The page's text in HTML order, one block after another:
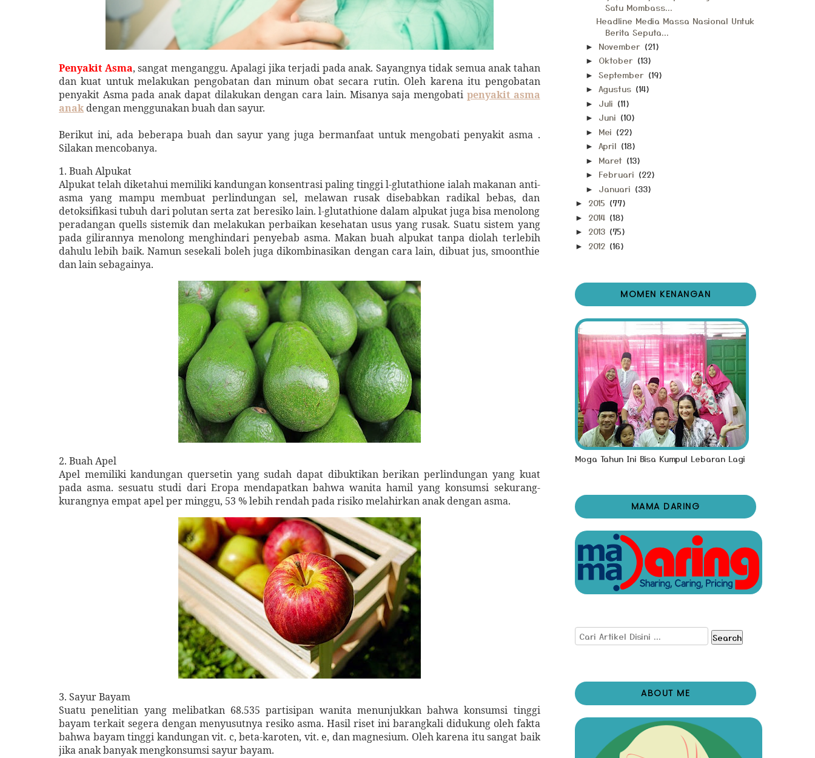
Penyakit Asma, sangat menganggu. Apalagi jika terjadi pada anak. Sayangnya tidak semua anak tahan
dan kuat untuk melakukan pengobatan dan minum obat secara rutin. Oleh karena itu pengobatan
penyakit Asma pada anak dapat dilakukan dengan cara lain. Misanya saja mengobati penyakit asma
anakdengan menggunakan buah dan sayur.
Berikut ini, ada beberapa buah dan sayur yang juga bermanfaat untuk mengobati penyakit asma .
Silakan mencobanya.
1. BuahAlpukat
Alpukat telah diketahui memiliki kandungan konsentrasi paling tinggi l-glutathione ialah makanan anti-
asma yang mampu membuat perlindungan sel, melawan rusak disebabkan radikal bebas, dan
detoksifikasi tubuh dari polutan serta zat beresiko lain. l-glutathione dalam alpukat juga bisa menolong
peradangan quells sistemik dan melakukan perbaikan kesehatan usus yang rusak. Suatu sistem yang
pada gilirannya menolong menghindari penyebab asma. Makan buah alpukat tanpa diolah terlebih
dahulu lebih baik. Namun sesekali boleh juga dikombinasikan dengan cara lain, dibuat jus, smoonthie
dan lain sebagainya.
2. BuahApel
Apel memiliki kandungan quersetin yang sudah dapat dibuktikan berikan perlindungan yang kuat
pada asma. sesuatu studi dari Eropa mendapatkan bahwa wanita hamil yang konsumsi sekurang-
kurangnya empat apel per minggu, 53 % lebih rendah pada risiko melahirkan anak dengan asma.
3. SayurBayam
Suatu penelitian yang melibatkan 68.535 partisipan wanita menunjukkan bahwa konsumsi tinggi
bayam terkait segera dengan menyusutnya resiko asma. Hasil riset ini barangkali didukung oleh fakta
bahwa bayam tinggi kandungan vit. c, beta-karoten, vit. e, dan magnesium. Oleh karena itu sangat baik
jika anak banyak mengkonsumsi sayur bayam.
Satu Mombass...
Headline Media Massa Nasional Untuk
Berita Seputa...
► November (21)
► Oktober (13)
► September (19)
► Agustus (14)
► Juli (11)
► Juni (10)
► Mei (22)
► April (18)
► Maret (13)
► Februari (22)
► Januari (33)
► 2015 (77)
► 2014 (18)
► 2013 (75)
► 2012 (16)
MOMEN KENANGAN
Moga Tahun Ini Bisa Kumpul Lebaran Lagi
MAMA DARING
Search
ABOUT ME